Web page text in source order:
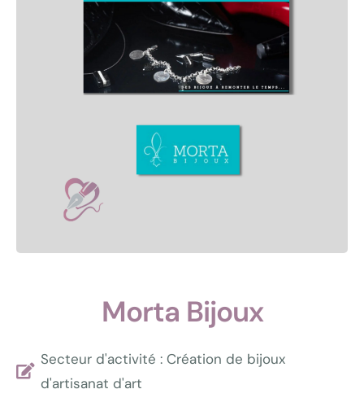
Morta Bijoux
Secteur d'activité : Création de bijoux
d'artisanat d'art